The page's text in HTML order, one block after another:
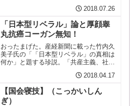
らもう生え代わらない死ぬしかない食べ
られなくなって弱って行く象野生の群れ
でそんな象がいたら他の...
2018.07.26
「日本型リベラル」論と厚顔睾
丸抗癌コーガン無知！
おったまげた。産経新聞に載った竹内久
美子氏の「「日本型リベラル」の真相は
何か」と題する珍説。「共産主義、社会
や「平等」が重要視される」。こういう
思想に惹かれる男には隠された理由があ
り、それは、「自分は稼ぎ...
2018.04.17
【国会寝技】（こっかいしん
ぎ）